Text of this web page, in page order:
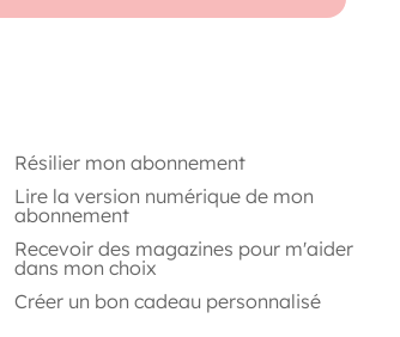
Résilier mon abonnement
Lire la version numérique de mon
abonnement
Recevoir des magazines pour m'aider
dans mon choix
Créer un bon cadeau personnalisé